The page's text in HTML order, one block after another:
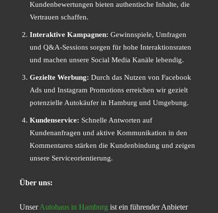
Kundenbewertungen bieten authentische Inhalte, die
Vertrauen schaffen.
Interaktive Kampagnen: Gewinnspiele, Umfragen
und Q&A-Sessions sorgen für hohe Interaktionsraten
und machen unsere Social Media Kanäle lebendig.
Gezielte Werbung: Durch das Nutzen von Facebook
Ads und Instagram Promotions erreichen wir gezielt
potenzielle Autokäufer in Hamburg und Umgebung.
Kundenservice: Schnelle Antworten auf
Kundenanfragen und aktive Kommunikation in den
Kommentaren stärken die Kundenbindung und zeigen
unsere Serviceorientierung.
Über uns:
UnserAutohaus in Hamburg ist ein führender Anbieter